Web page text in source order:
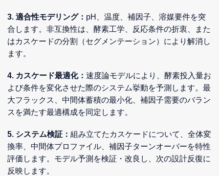
3. 適合性モデリング： pH、温度、補因子、溶媒要件を突
合します。非互換性は、酵素工学、反応条件の折衷、また
はカスケードの分割（セグメンテーション）により解消し
ます。
4. カスケード最適化： 速度論モデルにより、酵素投入量お
よび条件を変化させた際のシステム挙動を予測します。最
大フラックス、中間体蓄積の最小化、補因子需要のバラン
スを満たす最適構成を同定します。
5. システム検証： 組み立てたカスケードについて、全体変
換率、中間体プロファイル、補因子ターンオーバーを特性
評価します。モデル予測を検証・改良し、次の設計反復に
反映します。